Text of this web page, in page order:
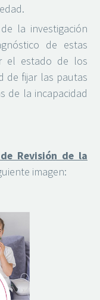
la investigación
de estas
el estado de los
de fijar las pautas
de la incapacidad
Revisión de la
imagen: